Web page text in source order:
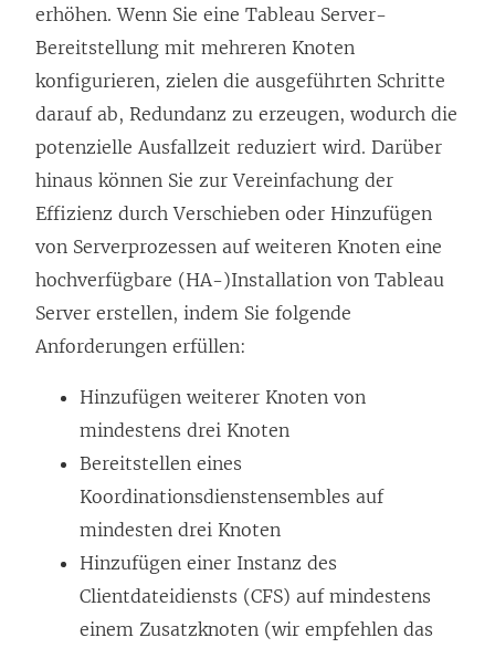
erhöhen. Wenn Sie eine Tableau Server-
Bereitstellung mit mehreren Knoten
konfigurieren, zielen die ausgeführten Schritte
darauf ab, Redundanz zu erzeugen, wodurch die
potenzielle Ausfallzeit reduziert wird. Darüber
hinaus können Sie zur Vereinfachung der
Effizienz durch Verschieben oder Hinzufügen
von Serverprozessen auf weiteren Knoten eine
hochverfügbare (HA-)Installation von Tableau
Server erstellen, indem Sie folgende
Anforderungen erfüllen:
Hinzufügen weiterer Knoten von
mindestens drei Knoten
Bereitstellen eines
Koordinationsdienstensembles auf
mindesten drei Knoten
Hinzufügen einer Instanz des
Clientdateidiensts (CFS) auf mindestens
einem Zusatzknoten (wir empfehlen das